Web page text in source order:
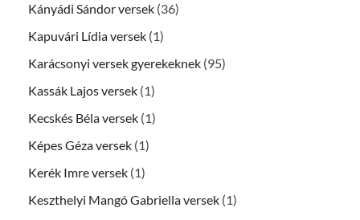
Kányádi Sándor versek (36)
Kapuvári Lídia versek (1)
Karácsonyi versek gyerekeknek (95)
Kassák Lajos versek (1)
Kecskés Béla versek (1)
Képes Géza versek (1)
Kerék Imre versek (1)
Keszthelyi Mangó Gabriella versek (1)